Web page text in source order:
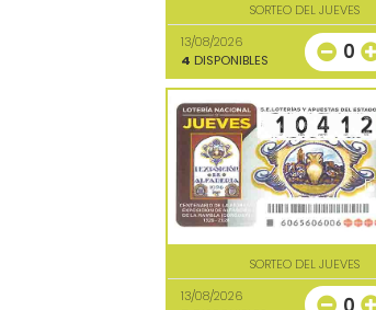
SORTEO DEL JUEVES
13/08/2026
4 DISPONIBLES 0
SORTEO DEL JUEVES
13/08/2026